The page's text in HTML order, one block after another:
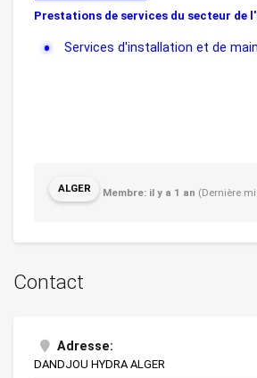
Prestations de services du secteur de
Services d'installation et de
ALGER Membre: il y a 1 an (Dernière
Contact
Adresse:
DANDJOU HYDRA ALGER